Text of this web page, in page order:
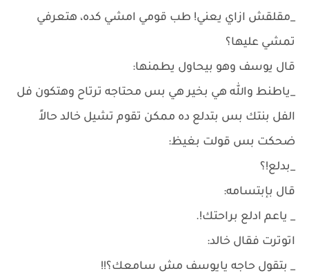
_مقلقش ازاي يعني! طب قومي امشي كده، هتعرفي
تمشي عليها؟
قال يوسف وهو بيحاول يطمنها:
_ياطنط والله هي بخير هي بس محتاجه ترتاح وهتكون فل
الفل بنتك بس بتدلع ده ممكن تقوم تشيل خالد حالاً
ضحكت بس قولت بغيظ:
_بدلع!؟
قال بإبتسامه:
_ ياعم ادلع براحتك!.
اتوترت فقال خالد:
_ بتقول حاجه يايوسف مش سامعك؟!!